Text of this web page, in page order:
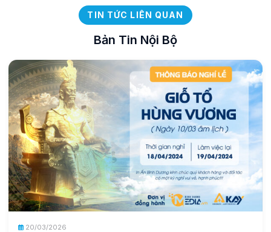
TIN TỨC LIÊN QUAN
Bản Tin Nội Bộ
20/03/2026